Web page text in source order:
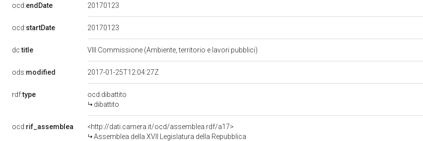
ocd:endDate 20170123
ocd:startDate 20170123
dc:title VIII Commissione (Ambiente, territorio e lavori pubblici)
ods:modified 2017-01-25T12:04:27Z
rdf:type
ocd:dibattito
dibattito
ocd:rif_assemblea
<http://dati.camera.it/ocd/assemblea.rdf/a17>
Assemblea della XVII Legislatura della Repubblica